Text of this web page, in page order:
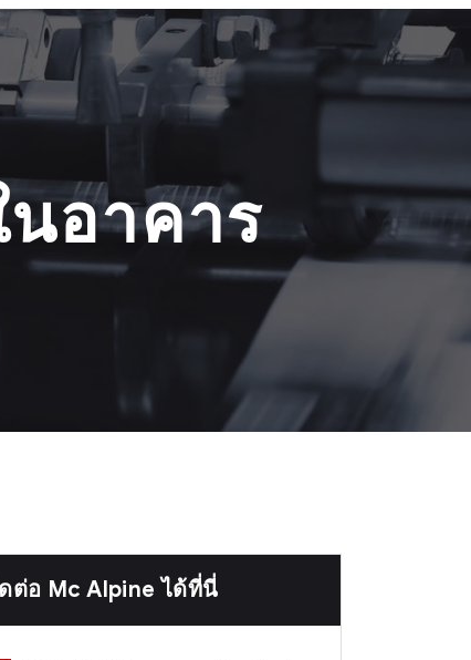
อาคาร
ต่อ Mc Alpine ได้ที่นี่